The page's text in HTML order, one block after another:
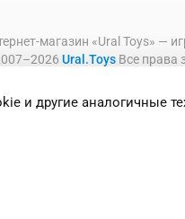
магазин «Ural Toys» ―
Ural.Toys Все
на сайте
и другие аналогичные